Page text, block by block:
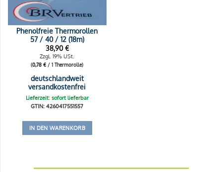
Phenolfreie Thermorollen
57 / 40 / 12 (18m)
38,90€
Zzgl. 19% USt.
(0,78€ / 1 Thermorolle)
deutschlandweit
versandkostenfrei
Lieferzeit: sofort lieferbar
GTIN: 4260417551557
IN DEN WARENKORB